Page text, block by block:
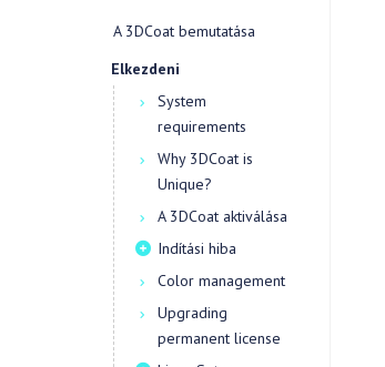
A 3DCoat bemutatása
Elkezdeni
System
requirements
Why 3DCoat is
Unique?
A 3DCoat aktiválása
Indítási hiba
Color management
Upgrading
permanent license